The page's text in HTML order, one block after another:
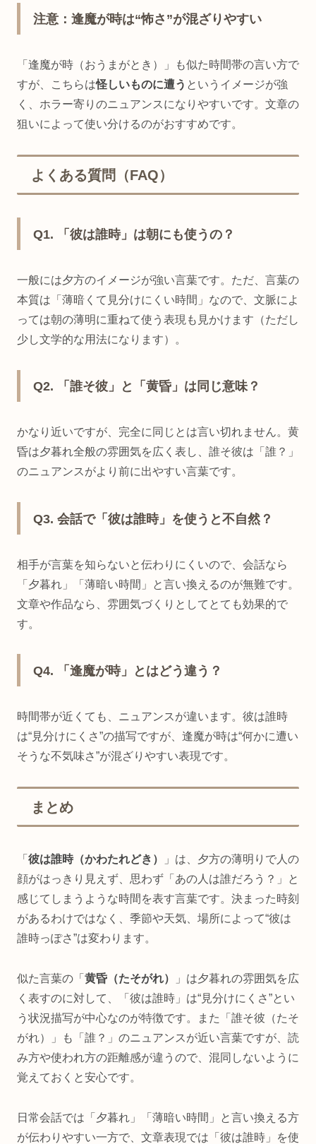
注意：逢魔が時は“怖さ”が混ざりやすい
「逢魔が時（おうまがとき）」も似た時間帯の言い方で
すが、こちらは怪しいものに遭う というイメージが強
く、ホラー寄りのニュアンスになりやすいです。文章の
狙いによって使い分けるのがおすすめです。
よくある質問（FAQ）
Q1. 「彼は誰時」は朝にも使うの？
一般には夕方のイメージが強い言葉です。ただ、言葉の
本質は「薄暗くて見分けにくい時間」なので、文脈によ
っては朝の薄明に重ねて使う表現も見かけます（ただし
少し文学的な用法になります）。
Q2. 「誰そ彼」と「黄昏」は同じ意味？
かなり近いですが、完全に同じとは言い切れません。黄
昏は夕暮れ全般の雰囲気を広く表し、誰そ彼は「誰？」
のニュアンスがより前に出やすい言葉です。
Q3. 会話で「彼は誰時」を使うと不自然？
相手が言葉を知らないと伝わりにくいので、会話なら
「夕暮れ」「薄暗い時間」と言い換えるのが無難です。
文章や作品なら、雰囲気づくりとしてとても効果的で
す。
Q4. 「逢魔が時」とはどう違う？
時間帯が近くても、ニュアンスが違います。彼は誰時
は“見分けにくさ”の描写ですが、逢魔が時は“何かに遭い
そうな不気味さ”が混ざりやすい表現です。
まとめ
「 彼は誰時（かわたれどき）
」は、夕方の薄明りで人の
顔がはっきり見えず、思わず「あの人は誰だろう？」と
感じてしまうような時間を表す言葉です。決まった時刻
があるわけではなく、季節や天気、場所によって“彼は
誰時っぽさ”は変わります。
似た言葉の「 黄昏（たそがれ）
」は夕暮れの雰囲気を広
く表すのに対して、「彼は誰時」は“見分けにくさ”とい
う状況描写が中心なのが特徴です。また「誰そ彼（たそ
がれ）」も「誰？」のニュアンスが近い言葉ですが、読
み方や使われ方の距離感が違うので、混同しないように
覚えておくと安心です。
日常会話では「夕暮れ」「薄暗い時間」と言い換える方
が伝わりやすい一方で、文章表現では「彼は誰時」を使